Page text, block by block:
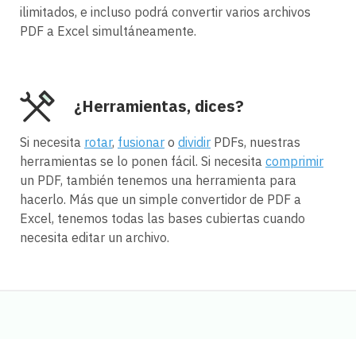
ilimitados, e incluso podrá convertir varios archivos
PDF a Excel simultáneamente.
¿Herramientas, dices?
Si necesita rotar, fusionar o dividir PDFs, nuestras
herramientas se lo ponen fácil. Si necesita comprimir
un PDF, también tenemos una herramienta para
hacerlo. Más que un simple convertidor de PDF a
Excel, tenemos todas las bases cubiertas cuando
necesita editar un archivo.